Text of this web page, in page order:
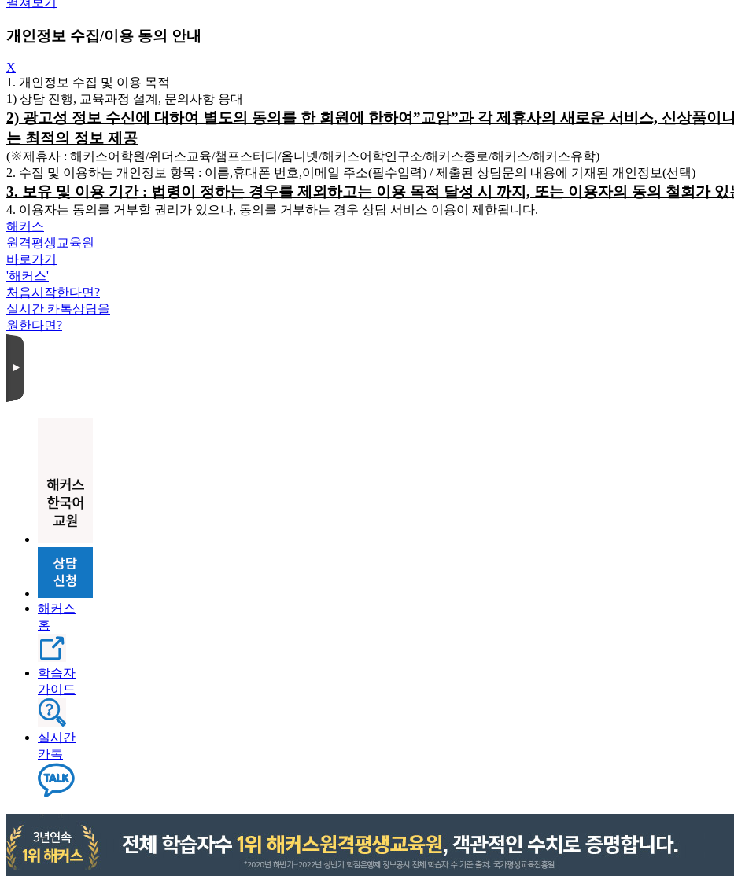
개인정보 수집/이용 동의 안내
X
1. 개인정보 수집 및 이용 목적
1) 상담 진행, 교육과정 설계, 문의사항 응대
2) 광고성 정보 수신에 대하여 별도의 동의를 한 회원에 한하여”교암”과 각 제휴사의 새로운 서비스, 신상품이
는 최적의 정보 제공
(※제휴사 : 해커스어학원/위더스교육/챔프스터디/옴니넷/해커스어학연구소/해커스종로/해커스/해커스유학)
2. 수집 및 이용하는 개인정보 항목 : 이름,휴대폰 번호,이메일 주소(필수입력) / 제출된 상담문의 내용에 기재된 개인정보(선택)
3. 보유 및 이용 기간 : 법령이 정하는 경우를 제외하고는 이용 목적 달성 시 까지, 또는 이용자의 동의 철회가
4. 이용자는 동의를 거부할 권리가 있으나, 동의를 거부하는 경우 상담 서비스 이용이 제한됩니다.
해커스
원격평생교육원
바로가기
'해커스'
처음시작한다면?
실시간 카톡상담을
원한다면?
해커스
홈
학습자
가이드
실시간
카톡